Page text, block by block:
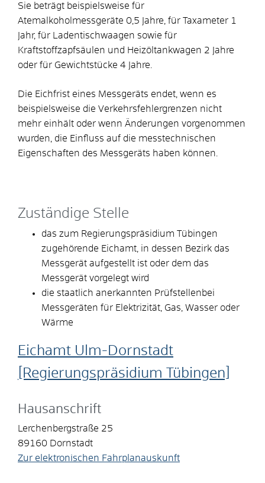
Sie beträgt beispielsweise für
Atemalkoholmessgeräte 0,5 Jahre, für Taxameter 1
Jahr, für Ladentischwaagen sowie für
Kraftstoffzapfsäulen und Heizöltankwagen 2 Jahre
oder für Gewichtstücke 4 Jahre.
Die Eichfrist eines Messgeräts endet, wenn es
beispielsweise die Verkehrsfehlergrenzen nicht
mehr einhält oder wenn Änderungen vorgenommen
wurden, die Einfluss auf die messtechnischen
Eigenschaften des Messgeräts haben können.
Zuständige Stelle
das zum Regierungspräsidium Tübingen
zugehörende Eichamt, in dessen Bezirk das
Messgerät aufgestellt ist oder dem das
Messgerät vorgelegt wird
die staatlich anerkannten Prüfstellenbei
Messgeräten für Elektrizität, Gas, Wasser oder
Wärme
Eichamt Ulm-Dornstadt
[Regierungspräsidium Tübingen]
Hausanschrift
Lerchenbergstraße 25
89160 Dornstadt
Zur elektronischen Fahrplanauskunft